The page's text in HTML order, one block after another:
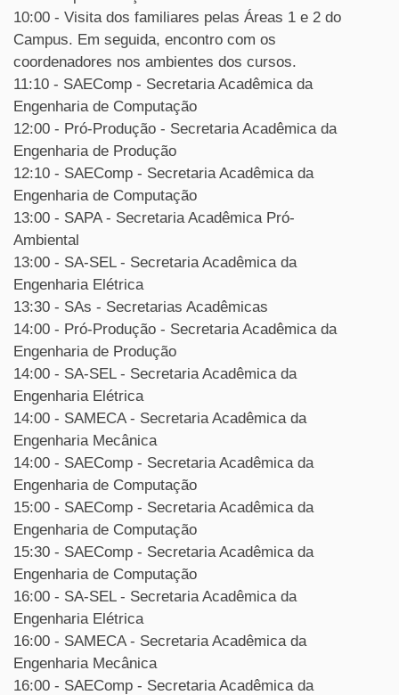
10:00 - Visita dos familiares pelas Áreas 1 e 2 do
Campus. Em seguida, encontro com os
coordenadores nos ambientes dos cursos.
11:10 - SAEComp - Secretaria Acadêmica da
Engenharia de Computação
12:00 - Pró-Produção - Secretaria Acadêmica da
Engenharia de Produção
12:10 - SAEComp - Secretaria Acadêmica da
Engenharia de Computação
13:00 - SAPA - Secretaria Acadêmica Pró-
Ambiental
13:00 - SA-SEL - Secretaria Acadêmica da
Engenharia Elétrica
13:30 - SAs - Secretarias Acadêmicas
14:00 - Pró-Produção - Secretaria Acadêmica da
Engenharia de Produção
14:00 - SA-SEL - Secretaria Acadêmica da
Engenharia Elétrica
14:00 - SAMECA - Secretaria Acadêmica da
Engenharia Mecânica
14:00 - SAEComp - Secretaria Acadêmica da
Engenharia de Computação
15:00 - SAEComp - Secretaria Acadêmica da
Engenharia de Computação
15:30 - SAEComp - Secretaria Acadêmica da
Engenharia de Computação
16:00 - SA-SEL - Secretaria Acadêmica da
Engenharia Elétrica
16:00 - SAMECA - Secretaria Acadêmica da
Engenharia Mecânica
16:00 - SAEComp - Secretaria Acadêmica da